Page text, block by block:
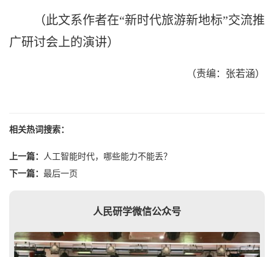
（此文系作者在“新时代旅游新地标”交流推
广研讨会上的演讲）
（责编：张若涵）
相关热词搜索：
上一篇： 人工智能时代，哪些能力不能丢？
下一篇： 最后一页
人民研学微信公众号